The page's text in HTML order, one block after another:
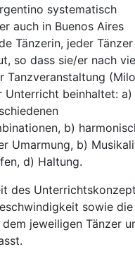
systematisch
auch in Buenos Aires
Tänzerin, jeder
so dass sie/er nach
Tanzveranstaltung
Unterricht beinhaltet: a)
b)
Umarmung, b)
d) Haltung.
des
sowie
jeweiligen Tänzer